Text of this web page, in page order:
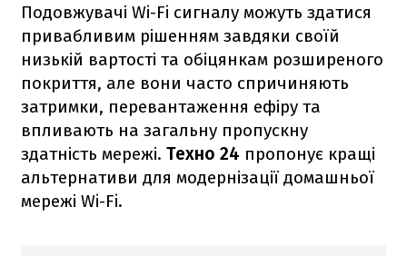
Подовжувачі Wi-Fi сигналу можуть здатися
привабливим рішенням завдяки своїй
низькій вартості та обіцянкам розширеного
покриття, але вони часто спричиняють
затримки, перевантаження ефіру та
впливають на загальну пропускну
здатність мережі. Техно 24 пропонує кращі
альтернативи для модернізації домашньої
мережі Wi-Fi.